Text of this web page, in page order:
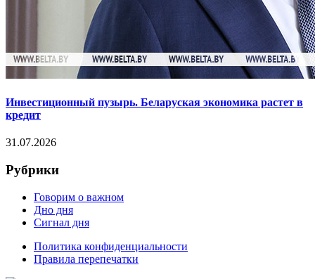
Инвестиционный пузырь. Беларуская экономика растет в
кредит
31.07.2026
Рубрики
Говорим о важном
Дно дня
Сигнал дня
Политика конфиденциальности
Правила перепечатки